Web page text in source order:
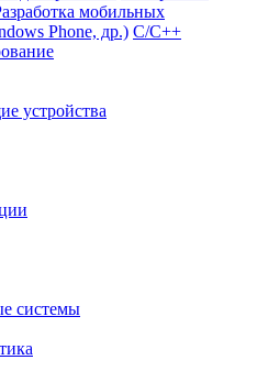
мобильных
Phone, др.) С/С++
устройства
системы